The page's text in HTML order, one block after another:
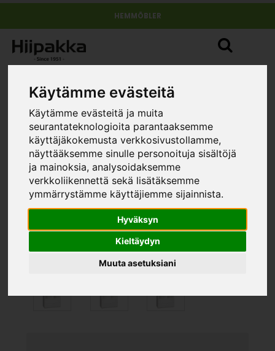
Käytämme evästeitä
Käytämme evästeitä ja muita
seurantateknologioita parantaaksemme
käyttäjäkokemusta verkkosivustollamme,
näyttääksemme sinulle personoituja sisältöjä
ja mainoksia, analysoidaksemme
verkkoliikennettä sekä lisätäksemme
ymmärrystämme käyttäjiemme sijainnista.
Hyväksyn
Kieltäydyn
Muuta asetuksiani
HEMMÖBLER